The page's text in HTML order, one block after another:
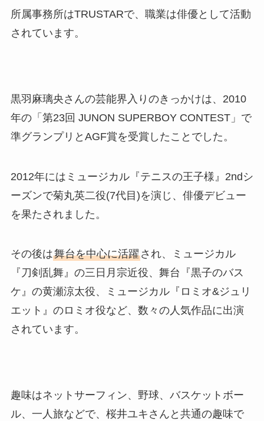
所属事務所はTRUSTARで、職業は俳優として活動
されています。
黒羽麻璃央さんの芸能界入りのきっかけは、2010
年の「第23回 JUNON SUPERBOY CONTEST」で
準グランプリとAGF賞を受賞したことでした。
2012年にはミュージカル『テニスの王子様』2ndシ
ーズンで菊丸英二役(7代目)を演じ、俳優デビュー
を果たされました。
その後は舞台を中心に活躍され、ミュージカル
『刀剣乱舞』の三日月宗近役、舞台『黒子のバス
ケ』の黄瀬涼太役、ミュージカル『ロミオ&ジュリ
エット』のロミオ役など、数々の人気作品に出演
されています。
趣味はネットサーフィン、野球、バスケットボー
ル、一人旅などで、桜井ユキさんと共通の趣味で